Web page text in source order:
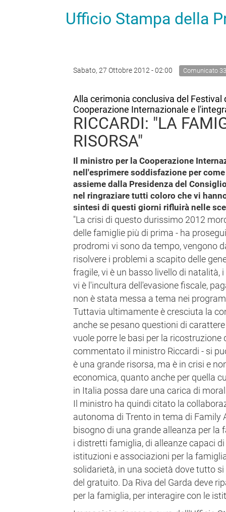
Ufficio Stampa della
Sabato, 27 Ottobre 2012 - 02:00 Comunicato
Alla cerimonia conclusiva del
Cooperazione Internazionale e
RICCARDI: "LA
RISORSA"
Il ministro per la Cooperazione
nell'esprimere soddisfazione per
assieme dalla Presidenza del
nel ringraziare tutti coloro che vi
sintesi di questi giorni rifluirà nelle
"La crisi di questo durissimo 2012
delle famiglie più di prima - ha
prodromi vi sono da tempo, vengono
risolvere i problemi a scapito delle
fragile, vi è un basso livello di natalità,
vi è l'incultura dell'evasione fiscale,
non è stata messa a tema nei
Tuttavia ultimamente è cresciuta la
anche se pesano questioni di
vuole porre le basi per la ricostruzione
commentato il ministro Riccardi - si
è una grande risorsa, ma è in crisi e
economica, quanto anche per quella
in Italia possa dare una carica di
Il ministro ha quindi citato la
autonoma di Trento in tema di Family
bisogno di una grande alleanza per la
i distretti famiglia, di alleanze capaci
istituzioni e associazioni per la
solidarietà, in una società dove tutto
del gratuito. Da Riva del Garda deve
per la famiglia, per interagire con le